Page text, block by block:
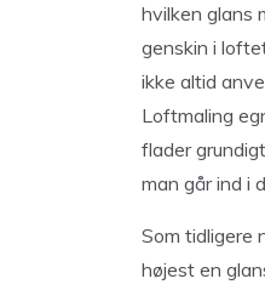
hvilken glans
genskin i
ikke altid
Loftmaling
flader
man går ind i
Som tidligere
højest en